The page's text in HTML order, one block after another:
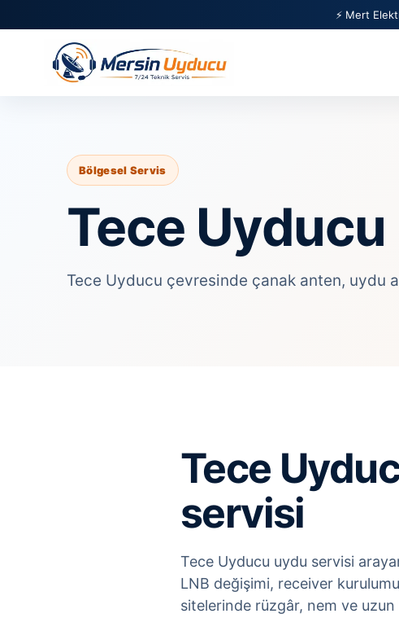
⚡ Mert
Bölgesel Servis
Tece Uyducu
Tece Uyducu çevresinde çanak anten, uydu
Tece
servisi
Tece Uyducu uydu servisi
LNB değişimi, receiver
sitelerinde rüzgâr, nem ve